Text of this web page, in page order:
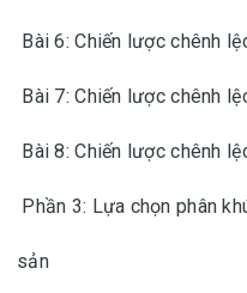
Bài 6: Chiến lược chênh
Bài 7: Chiến lược chênh
Bài 8: Chiến lược chênh
Phần 3: Lựa chọn phân
sản